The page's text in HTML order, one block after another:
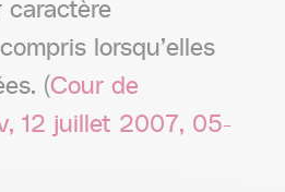
lorsqu’elles
(Cour de
12 juillet 2007, 05-